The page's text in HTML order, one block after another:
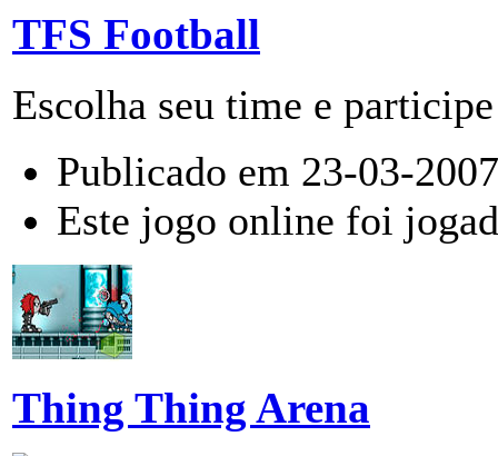
TFS Football
Escolha seu time e
Publicado em 23-03-
Este jogo online foi
Thing Thing Arena